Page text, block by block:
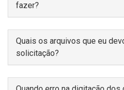
fazer?
Quais os arquivos que eu
solicitação?